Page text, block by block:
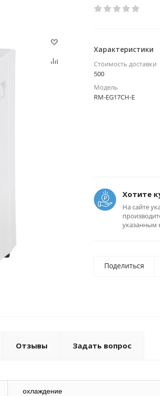
Характеристики
Стоимость доставки
500
Модель
RM-EG17CH-E
Хотите
На сайте
указанным
Поделиться
Отзывы Задать вопрос
охлаждение